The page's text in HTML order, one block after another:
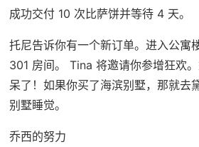
成功交付 10 次比萨饼并等待 4 天。
托尼告诉你有一个新订单。进入公寓
301 房间。 Tina 将邀请你参增狂欢
呆了！如果你买了海滨别墅，那就去
别墅睡觉。
乔西的努力